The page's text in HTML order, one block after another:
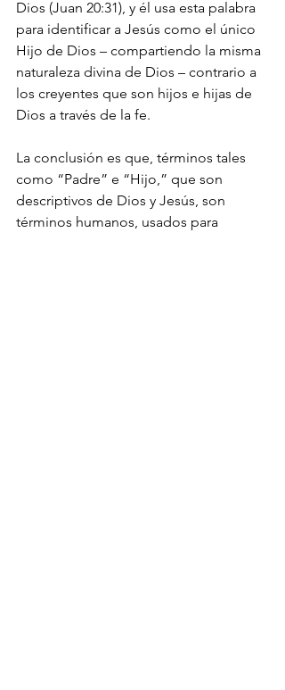
Dios (Juan 20:31), y él usa esta palabra
para identificar a Jesús como el único
Hijo de Dios – compartiendo la misma
naturaleza divina de Dios – contrario a
los creyentes que son hijos e hijas de
Dios a través de la fe.
La conclusión es que, términos tales
como “Padre” e “Hijo,” que son
descriptivos de Dios y Jesús, son
términos humanos, usados para